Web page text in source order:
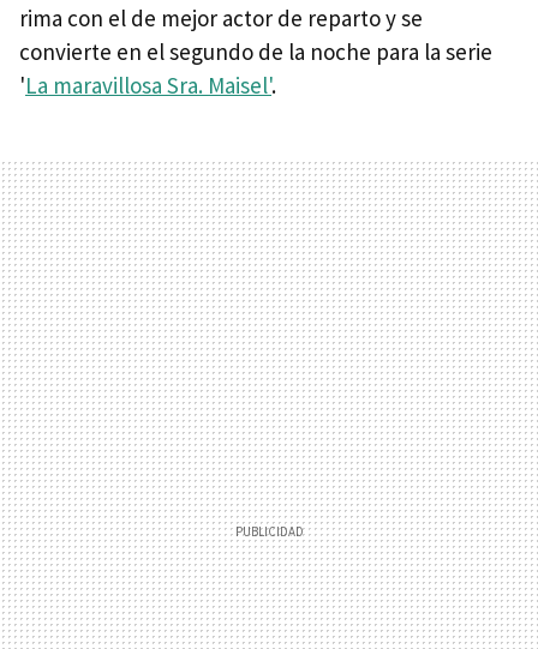
rima con el de mejor actor de reparto y se
convierte en el segundo de la noche para la serie
'La maravillosa Sra. Maisel'.